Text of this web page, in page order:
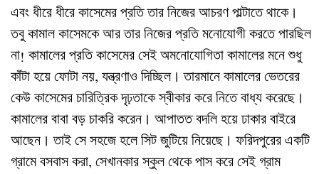
এবং ধীরে ধীরে কাসেমের প্রতি তার নিজের আচরণ পাল্টাতে থাকে।
তবু কামাল কাসেমকে আর তার নিজের প্রতি মনোযোগী করতে পারছিল
না! কামালের প্রতি কাসেমের সেই অমনোযোগিতা কামালের মনে শুধু
কাঁটা হয়ে ফোটা নয়, যন্ত্রণাও দিচ্ছিল। তারমানে কামালের ভেতরের
কেউ কাসেমের চারিত্রিক দৃঢ়তাকে স্বীকার করে নিতে বাধ্য করেছে।
কামালের বাবা বড় চাকরি করেন। আপাতত বদলি হয়ে ঢাকার বাইরে
আছেন। তাই সে সহজে হলে সিট জুটিয়ে নিয়েছে। ফরিদপুরের একটি
গ্রামে বসবাস করা, সেখানকার স্কুল থেকে পাস করে সেই গ্রাম